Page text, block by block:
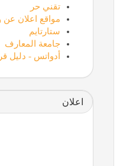
تقني حر
مواقع اعلان
ستارتايم
جامعة المعارف
أدواتس - دليل
اعلان